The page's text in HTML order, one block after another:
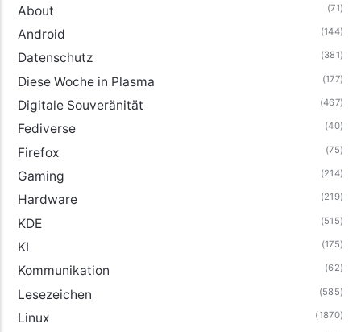
About (71)
Android (144)
Datenschutz (381)
Diese Woche in Plasma (177)
Digitale Souveränität (467)
Fediverse (40)
Firefox (75)
Gaming (214)
Hardware (219)
KDE (515)
KI (175)
Kommunikation (62)
Lesezeichen (585)
Linux (1870)